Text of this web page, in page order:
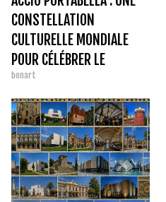
CONSTELLATION
CULTURELLE MONDIALE
POUR CÉLÉBRER LE
CENTENAIRE D'UN
CINÉASTE IRRÉDUCTIBLE
bonart